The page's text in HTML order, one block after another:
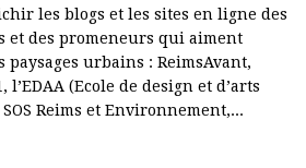
les blogs et les sites en ligne des
et des promeneurs qui aiment
paysages urbains : ReimsAvant,
l’EDAA (Ecole de design et d’arts
Reims et Environnement,...